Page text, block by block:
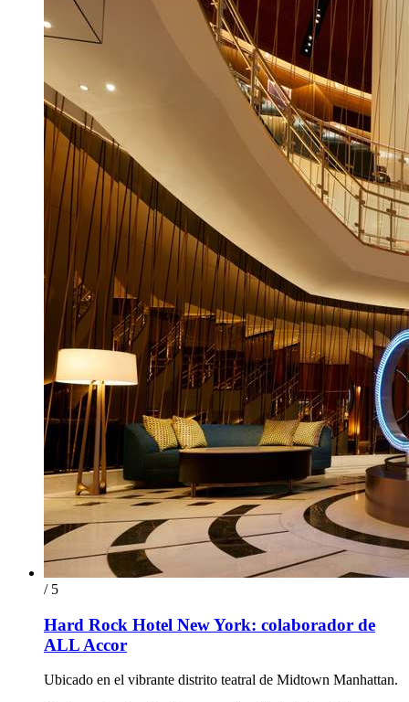
/ 5
Hard Rock Hotel New York: colaborador de
ALL Accor
Ubicado en el vibrante distrito teatral de Midtown Manhattan.